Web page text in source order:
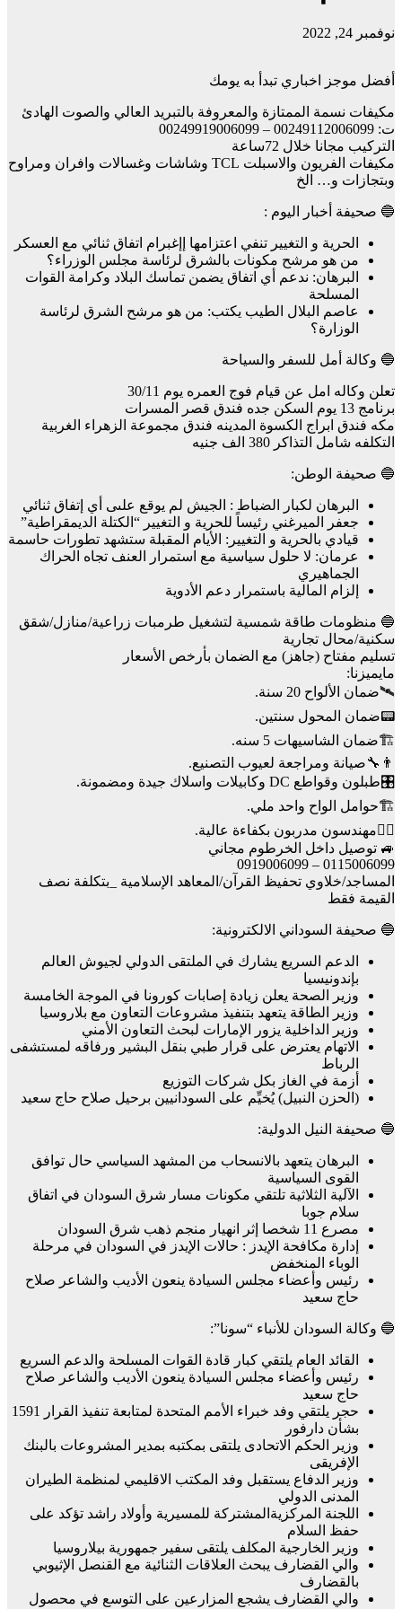
نوفمبر 24, 2022
أفضل موجز اخباري تبدأ به يومك
مكيفات نسمة الممتازة والمعروفة بالتبريد العالي والصوت الهادئ
ت: 00249112006099 – 00249919006099
التركيب مجانا خلال 72ساعة
مكيفات الفريون والاسبلت TCL وشاشات وغسالات وافران ومراوح
وبتجازات و… الخ
🔵 صحيفة أخبار اليوم :
الحرية و التغيير تنفي اعتزامها إإغبرام اتفاق ثنائي مع العسكر
من هو مرشح مكونات بالشرق لرئاسة مجلس الوزراء؟
البرهان: ندعم أي اتفاق يضمن تماسك البلاد وكرامة القوات
المسلحة
عاصم البلال الطيب يكتب: من هو مرشح الشرق لرئاسة
الوزارة؟
🔵 وكالة أمل للسفر والسياحة
تعلن وكاله امل عن قيام فوج العمره يوم 30/11
برنامج 13 يوم السكن جده فندق قصر المسرات
مكه فندق ابراج الكسوة المدينه فندق مجموعة الزهراء الغربية
التكلفه شامل التذاكر 380 الف جنيه
🔵 صحيفة الوطن:
البرهان لكبار الضباط : الجيش لم يوقع علىى أي إتفاق ثنائي
جعفر الميرغني رئيساً للحرية و التغيير “الكتلة الديمقراطية”
قيادي بالحرية و التغيير: الأيام المقبلة ستشهد تطورات حاسمة
عرمان: لا حلول سياسية مع استمرار العنف تجاه الحراك
الجماهيري
إلزام المالية باستمرار دعم الأدوية
🔵 منظومات طاقة شمسية لتشغيل طرمبات زراعية/منازل/شقق
سكنية/محال تجارية
تسليم مفتاح (جاهز) مع الضمان بأرخص الأسعار
مايميزنا:
🛰️ضمان الألواح 20 سنة.
📟ضمان المحول سنتين.
🏗️ضمان الشاسيهات 5 سنه.
👨‍🔧صيانة ومراجعة لعيوب التصنيع.
🎛️طبلون وقواطع DC وكابيلات واسلاك جيدة ومضمونة.
🏗️حوامل الواح واحد ملي.
👷‍♂️مهندسون مدربون بكفاءة عالية.
🚙 توصيل داخل الخرطوم مجاني
0115006099 – 0919006099
المساجد/خلاوي تحفيظ القرآن/المعاهد الإسلامية _بتكلفة نصف
القيمة فقط
🔵 صحيفة السوداني الالكترونية:
الدعم السريع يشارك في الملتقى الدولي لجيوش العالم
بإندونيسيا
وزير الصحة يعلن زيادة إصابات كورونا في الموجة الخامسة
وزير الطاقة يتعهد بتنفيذ مشروعات التعاون مع بلاروسيا
وزير الداخلية يزور الإمارات لبحث التعاون الأمني
الاتهام يعترض على قرار طبي بنقل البشير ورفاقه لمستشفى
الرباط
أزمة في الغاز بكل شركات التوزيع
(الحزن النبيل) يُخيِّم على السودانيين برحيل صلاح حاج سعيد
🔵 صحيفة النيل الدولية:
البرهان يتعهد بالانسحاب من المشهد السياسي حال توافق
القوى السياسية
الآلية الثلاثية تلتقي مكونات مسار شرق السودان في اتفاق
سلام جوبا
مصرع 11 شخصا إثر انهيار منجم ذهب شرق السودان
إدارة مكافحة الإيدز : حالات الإيدز في السودان في مرحلة
الوباء المنخفض
رئيس وأعضاء مجلس السيادة ينعون الأديب والشاعر صلاح
حاج سعيد
🔵 وكالة السودان للأنباء “سونا”:
القائد العام يلتقي كبار قادة القوات المسلحة والدعم السريع
رئيس وأعضاء مجلس السيادة ينعون الأديب والشاعر صلاح
حاج سعيد
حجر يلتقي وفد خبراء الأمم المتحدة لمتابعة تنفيذ القرار 1591
بشأن دارفور
وزير الحكم الاتحادى يلتقى بمكتبه بمدير المشروعات بالبنك
الإفريقى
وزير الدفاع يستقبل وفد المكتب الاقليمي لمنظمة الطيران
المدنى الدولي
اللجنة المركزيةالمشتركة للمسيرية وأولاد راشد تؤكد على
حفظ السلام
وزير الخارجية المكلف يلتقى سفير جمهورية بيلاروسيا
والي القضارف يبحث العلاقات الثنائية مع القنصل الإثيوبي
بالقضارف
والي القضارف يشجع المزارعين على التوسع في محصول